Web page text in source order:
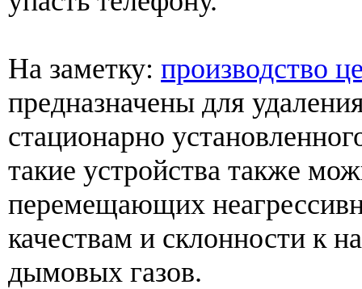
На заметку: производство
предназначены для
стационарно
такие устройства также
перемещающих
качествам и склонности к
дымовых газов.